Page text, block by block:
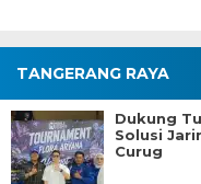
TANGERANG RAYA
Dukung
Solusi
Curug